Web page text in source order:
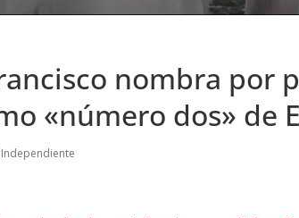
nombra por
«número dos» de
Independiente